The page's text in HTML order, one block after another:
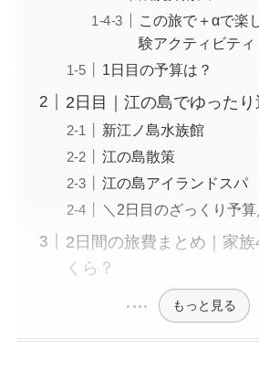
この旅で＋αで楽
験アクティビティ
1日目の予算は？
2日目｜江の島でゆったり
新江ノ島水族館
江の島散策
江の島アイランドスパ
＼2日目のざっくり予算
2日間の旅費まとめ｜家
くら？
もっと見る